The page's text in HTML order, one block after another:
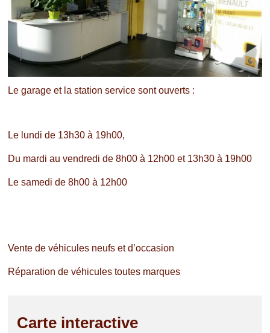
Le garage et la station service sont ouverts :
Le lundi de 13h30 à 19h00,
Du mardi au vendredi de 8h00 à 12h00 et 13h30 à 19h00
Le samedi de 8h00 à 12h00
Vente de véhicules neufs et d’occasion
Réparation de véhicules toutes marques
Carte interactive